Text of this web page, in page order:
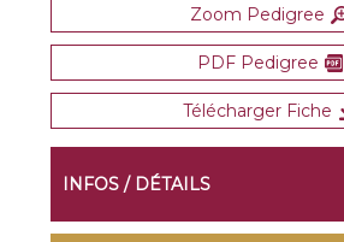
Zoom Pedigree
PDF Pedigree
Télécharger Fiche
INFOS / DÉTAILS